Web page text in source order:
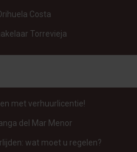
Costa
Torrevieja
met verhuurlicentie!
del Mar Menor
wat moet u regelen?